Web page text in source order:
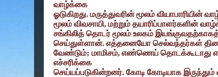
வாழ்க்கை
ஓடுகிறது. மருத்துவரின் மூலம் வியாபாரியின்
மூலம் விவசாயி, மற்றும் தயாரிப்பாளர்களின்
சங்கிலித் தொடர் மூலம் உலகம்
செய்துள்ளான். எத்தனையோ செல்வந்தர்கள்
வேண்டும்; மாமிசம், எண்ணெய் தொடக்கூடாது
எச்சரிக்கை
செய்யப்படுகின்றனர். கோடி கோடியாக இருந்தும்